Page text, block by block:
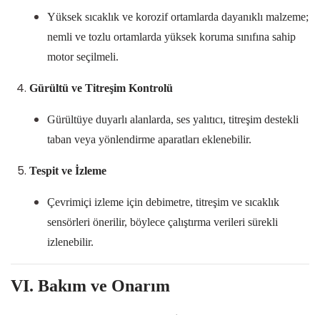
Yüksek sıcaklık ve korozif ortamlarda dayanıklı malzeme;
nemli ve tozlu ortamlarda yüksek koruma sınıfına sahip
motor seçilmeli.
Gürültü ve Titreşim Kontrolü
Gürültüye duyarlı alanlarda, ses yalıtıcı, titreşim destekli
taban veya yönlendirme aparatları eklenebilir.
Tespit ve İzleme
Çevrimiçi izleme için debimetre, titreşim ve sıcaklık
sensörleri önerilir, böylece çalıştırma verileri sürekli
izlenebilir.
VI. Bakım ve Onarım